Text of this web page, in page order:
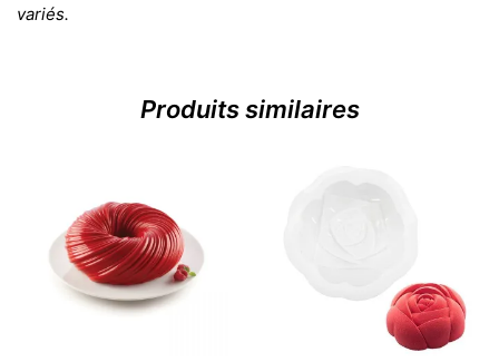
variés.
Produits similaires